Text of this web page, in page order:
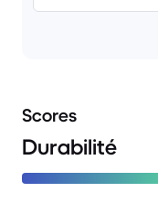
Scores
Durabilité